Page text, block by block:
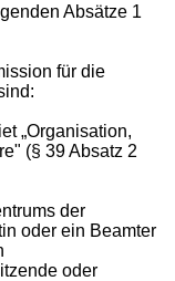
Absätze 1
für die
„Organisation,
(§ 39 Absatz 2
der
oder ein Beamter
oder